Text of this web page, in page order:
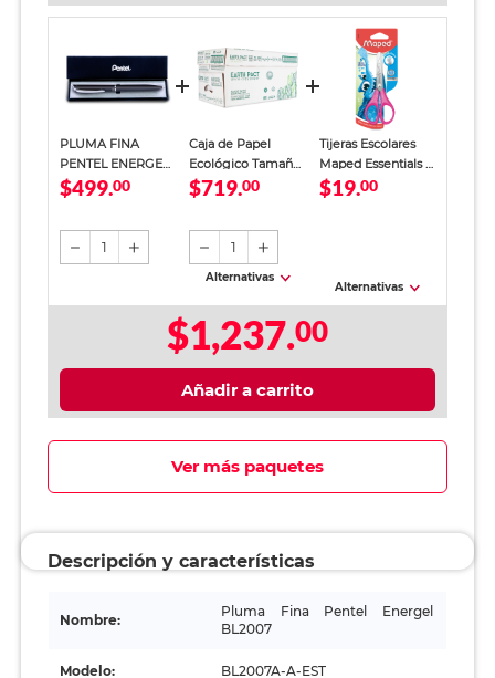
PLUMA FINA
PENTEL ENERGEL
BL2007 (NEGRO 1
$499.00
1
Caja de Papel
Ecológico Tamaño
Carta Earth Pact
$719.00
1
Alternativas
Tijeras Escolares
Maped Essentials 5
pulgadas
$19.00
Alternativas
$1,237.00
Añadir a carrito
Ver más paquetes
Descripción y características
Nombre:
Pluma Fina Pentel Energel
BL2007
Modelo: BL2007A-A-EST